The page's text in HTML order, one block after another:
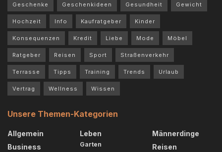
Geschenke Geschenkideen Gesundheit Gewicht
Hochzeit Info Kaufratgeber Kinder
Konsequenzen Kredit Liebe Mode Möbel
Ratgeber Reisen Sport Straßenverkehr
Terrasse Tipps Training Trends Urlaub
Vertrag Wellness Wissen
Unsere Themen-Kategorien
Allgemein
Business
Leben
Garten
Männerdinge
Reisen